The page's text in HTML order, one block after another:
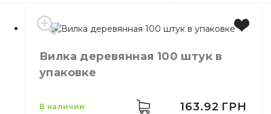
Вилка деревянная 100 штук в
упаковке
в наличии 163.92 ГРН